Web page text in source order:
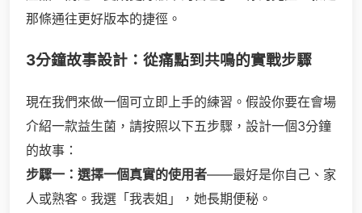
那條通往更好版本的捷徑。
3分鐘故事設計：從痛點到共鳴的實戰步驟
現在我們來做一個可立即上手的練習。假設你要在會場
介紹一款益生菌，請按照以下五步驟，設計一個3分鐘
的故事：
步驟一：選擇一個真實的使用者——最好是你自己、家
人或熟客。我選「我表姐」，她長期便秘。